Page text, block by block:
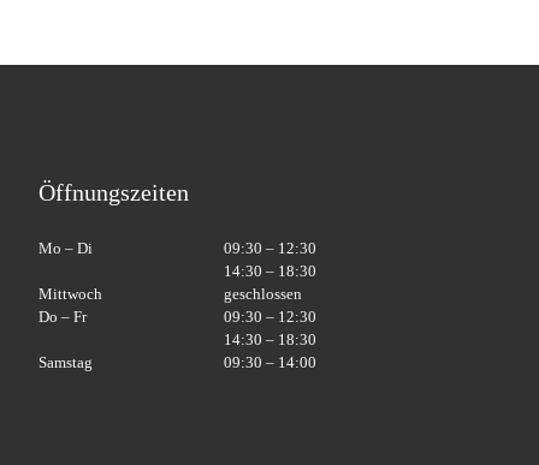
Öffnungszeiten
Mo – Di
09:30 – 12:30
14:30 – 18:30
Mittwoch
geschlossen
Do – Fr
09:30 – 12:30
14:30 – 18:30
Samstag
09:30 – 14:00